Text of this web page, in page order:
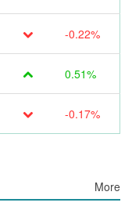
-0.22%
0.51%
-0.17%
More